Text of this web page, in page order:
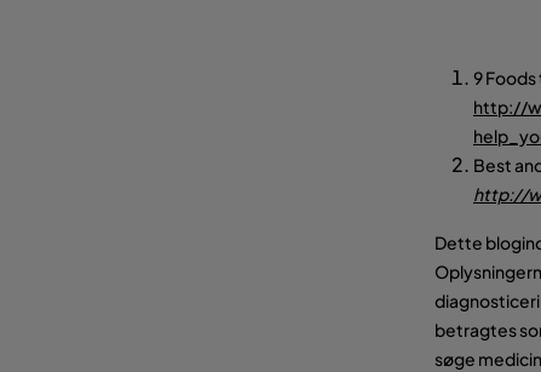
9 Foods
http://
Best
http://
Dette
betragtes
søge